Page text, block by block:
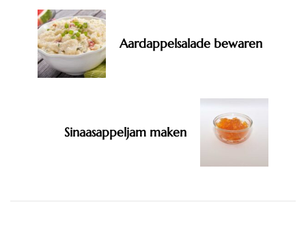
Aardappelsalade bewaren
Sinaasappeljam maken